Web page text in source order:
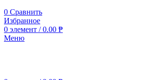
0 Сравнить
Избранное
0 элемент / 0.00 ₱
Меню